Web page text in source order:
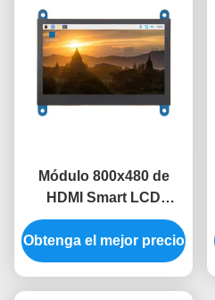
Módulo 800x480 de
HDMI Smart LCD
pantalla táctil capacitiva
de 4,3 pulgadas
Obtenga el mejor precio